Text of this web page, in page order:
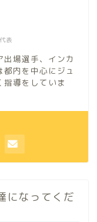
表
場選手、インカ
内を中心にジュ
導をしていま
になってくだ